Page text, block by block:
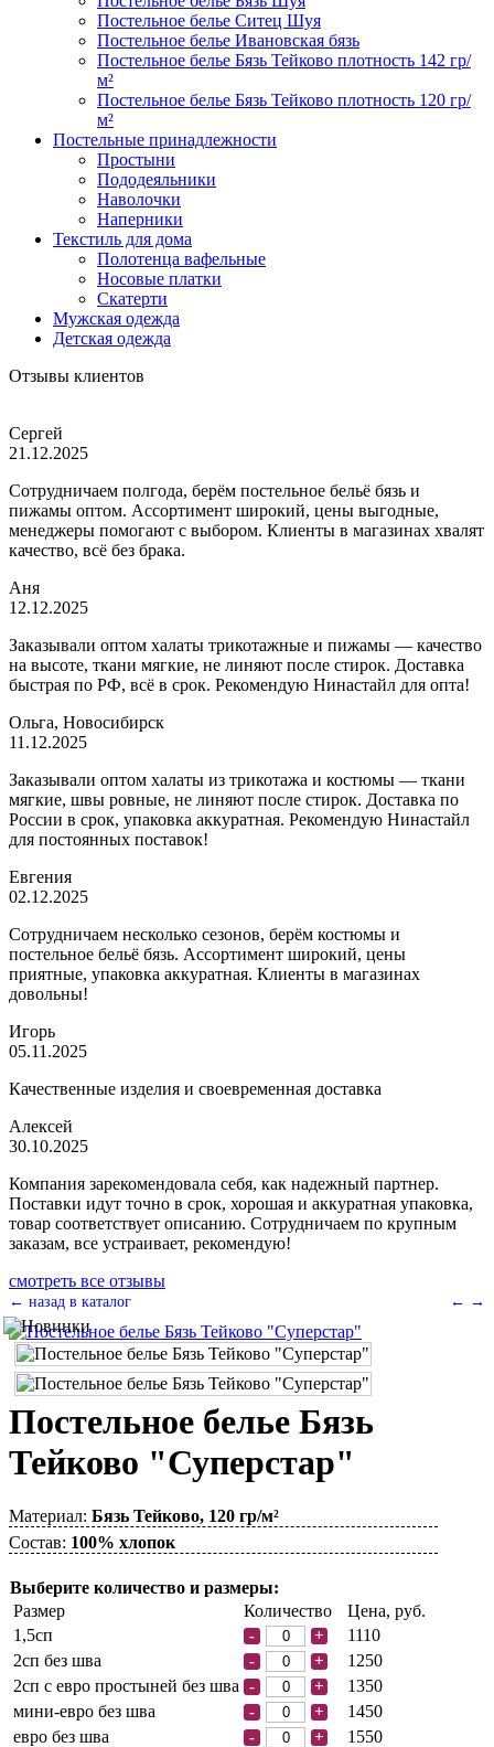
Постельное белье Ситец Шуя
Постельное белье Ивановская бязь
Постельное белье Бязь Тейково плотность 142 гр/
м²
Постельное белье Бязь Тейково плотность 120 гр/
м²
Постельные принадлежности
Простыни
Пододеяльники
Наволочки
Наперники
Текстиль для дома
Полотенца вафельные
Носовые платки
Скатерти
Мужская одежда
Детская одежда
Отзывы клиентов
Сергей
21.12.2025
Сотрудничаем полгода, берём постельное бельё бязь и
пижамы оптом. Ассортимент широкий, цены выгодные,
менеджеры помогают с выбором. Клиенты в магазинах хвалят
качество, всё без брака.
Аня
12.12.2025
Заказывали оптом халаты трикотажные и пижамы — качество
на высоте, ткани мягкие, не линяют после стирок. Доставка
быстрая по РФ, всё в срок. Рекомендую Нинастайл для опта!
Ольга, Новосибирск
11.12.2025
Заказывали оптом халаты из трикотажа и костюмы — ткани
мягкие, швы ровные, не линяют после стирок. Доставка по
России в срок, упаковка аккуратная. Рекомендую Нинастайл
для постоянных поставок!
Евгения
02.12.2025
Сотрудничаем несколько сезонов, берём костюмы и
постельное бельё бязь. Ассортимент широкий, цены
приятные, упаковка аккуратная. Клиенты в магазинах
довольны!
Игорь
05.11.2025
Качественные изделия и своевременная доставка
Алексей
30.10.2025
Компания зарекомендовала себя, как надежный партнер.
Поставки идут точно в срок, хорошая и аккуратная упаковка,
товар соответствует описанию. Сотрудничаем по крупным
заказам, все устраивает, рекомендую!
смотреть все отзывы
← →
← назад в каталог
Постельное белье Бязь
Тейково "Суперстар"
Материал: Бязь Тейково, 120 гр/м²
Состав: 100% хлопок
Выберите количество и размеры:
Размер
Количество
Цена, руб.
1,5сп
- +
1110
2сп без шва
- +
1250
2сп с евро простыней без шва
- +
1350
мини-евро без шва
- +
1450
евро без шва
- +
1550